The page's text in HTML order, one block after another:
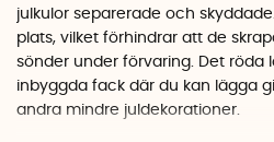
julkulor separerade och
plats, vilket förhindrar att de
sönder under förvaring. Det röda
inbyggda fack där du kan lägga
andra mindre juldekorationer.